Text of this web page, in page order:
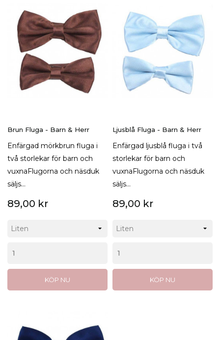
Brun Fluga - Barn & Herr
Enfärgad mörkbrun fluga i
två storlekar för barn och
vuxnaFlugorna och näsduk
säljs...
89,00 kr
KÖP NU
Ljusblå Fluga - Barn & Herr
Enfärgad ljusblå fluga i två
storlekar för barn och
vuxnaFlugorna och näsduk
säljs...
89,00 kr
KÖP NU